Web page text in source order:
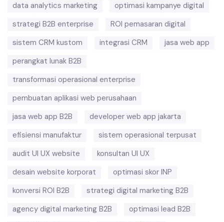
data analytics marketing
optimasi kampanye digital
strategi B2B enterprise
ROI pemasaran digital
sistem CRM kustom
integrasi CRM
jasa web app
perangkat lunak B2B
transformasi operasional enterprise
pembuatan aplikasi web perusahaan
jasa web app B2B
developer web app jakarta
efisiensi manufaktur
sistem operasional terpusat
audit UI UX website
konsultan UI UX
desain website korporat
optimasi skor INP
konversi ROI B2B
strategi digital marketing B2B
agency digital marketing B2B
optimasi lead B2B